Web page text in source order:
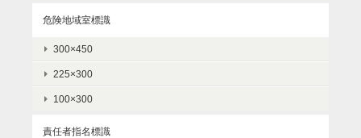
危険地域室標識
300×450
225×300
100×300
責任者指名標識